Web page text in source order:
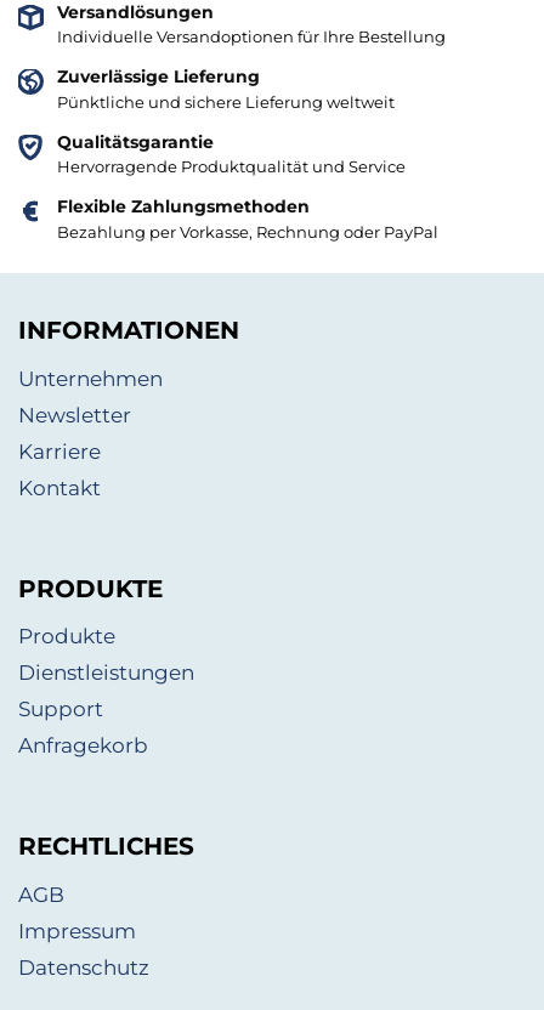
Versandlösungen
Individuelle Versandoptionen für Ihre Bestellung
Zuverlässige Lieferung
Pünktliche und sichere Lieferung weltweit
Qualitätsgarantie
Hervorragende Produktqualität und Service
Flexible Zahlungsmethoden
Bezahlung per Vorkasse, Rechnung oder PayPal
INFORMATIONEN
Unternehmen
Newsletter
Karriere
Kontakt
PRODUKTE
Produkte
Dienstleistungen
Support
Anfragekorb
RECHTLICHES
AGB
Impressum
Datenschutz